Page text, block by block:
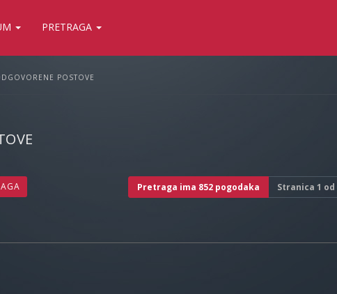
PRETRAGA
POSTOVE
Pretraga ima 852 pogodaka Stranica 1 od